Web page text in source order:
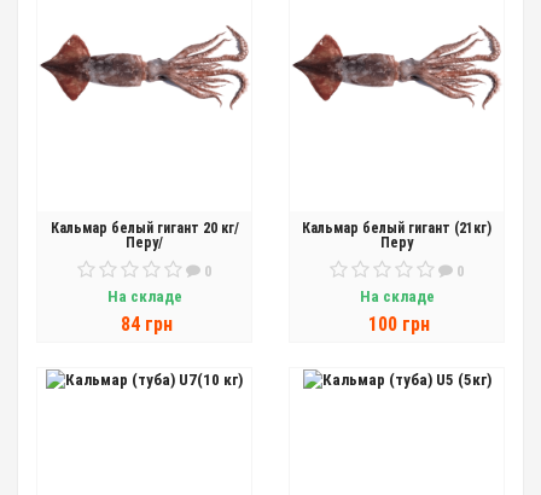
Кальмар белый гигант 20 кг/
Перу/
0
На складе
84 грн
Кальмар белый гигант (21кг)
Перу
0
На складе
100 грн